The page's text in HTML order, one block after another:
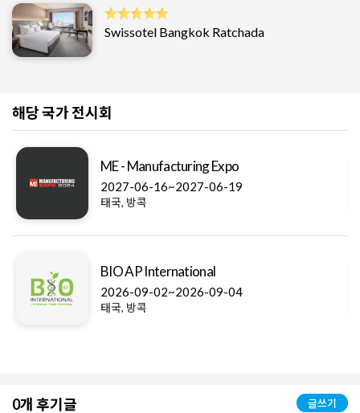
Swissotel Bangkok Ratchada
해당 국가 전시회
ME - Manufacturing Expo
2027-06-16~2027-06-19
태국, 방콕
BIO AP International
2026-09-02~2026-09-04
태국, 방콕
0개 후기글 글쓰기